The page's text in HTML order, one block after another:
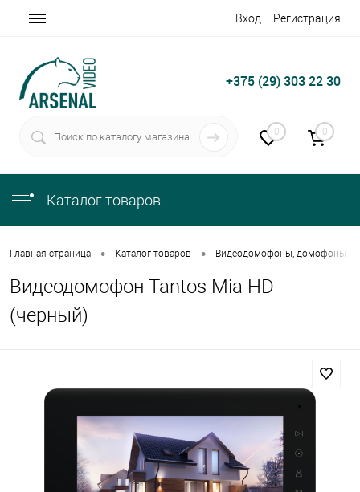
Вход Регистрация
+375 (29) 303 22 30
0 0
Каталог товаров
Главная страница • Каталог товаров • Видеодомофоны, домофоны
Видеодомофон Tantos Mia HD
(черный)